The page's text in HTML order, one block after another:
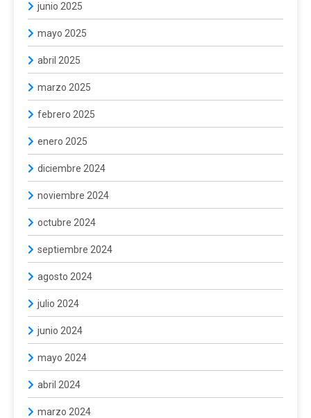
junio 2025
mayo 2025
abril 2025
marzo 2025
febrero 2025
enero 2025
diciembre 2024
noviembre 2024
octubre 2024
septiembre 2024
agosto 2024
julio 2024
junio 2024
mayo 2024
abril 2024
marzo 2024